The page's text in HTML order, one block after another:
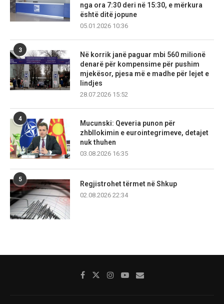
nga ora 7:30 deri në 15:30, e mërkura
është ditë jopune
05.01.2026 10:36
3
Në korrik janë paguar mbi 560 milionë
denarë për kompensime për pushim
mjekësor, pjesa më e madhe për lejet e
lindjes
28.07.2026 15:52
4
Mucunski: Qeveria punon për
zhbllokimin e eurointegrimeve, detajet
nuk thuhen
03.08.2026 16:35
5
Regjistrohet tërmet në Shkup
02.08.2026 22:34